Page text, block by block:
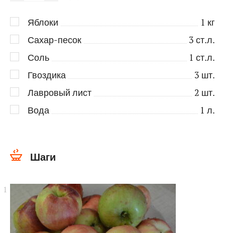
Яблоки 1 кг
Сахар-песок
3 ст.л.
Соль
1 ст.л.
Гвоздика
3 шт.
Лавровый лист
2 шт.
Вода
1 л.
Шаги